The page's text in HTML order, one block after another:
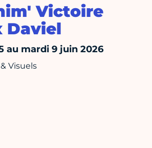
Victoire
Daviel
au mardi 9 juin 2026
Visuels